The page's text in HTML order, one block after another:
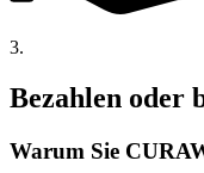
3.
Bezahlen oder
Warum Sie